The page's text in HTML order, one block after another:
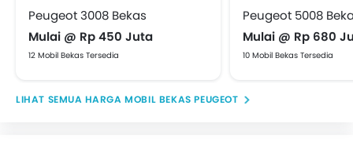
Peugeot 3008 Bekas
Mulai @ Rp 450 Juta
12 Mobil Bekas Tersedia
Peugeot 5008
Mulai @ Rp 680
10 Mobil Bekas Tersedia
HARGA MOBIL BEKAS PEUGEOT